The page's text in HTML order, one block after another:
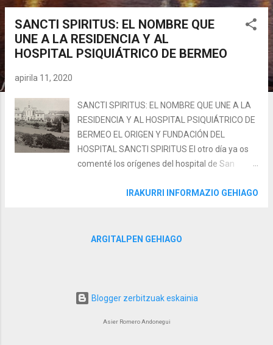
SANCTI SPIRITUS: EL NOMBRE QUE
UNE A LA RESIDENCIA Y AL
HOSPITAL PSIQUIÁTRICO DE BERMEO
apirila 11, 2020
SANCTI SPIRITUS: EL NOMBRE QUE UNE A LA
RESIDENCIA Y AL HOSPITAL PSIQUIÁTRICO DE
BERMEO EL ORIGEN Y FUNDACIÓN DEL
HOSPITAL SANCTI SPIRITUS El otro día ya os
comenté los orígenes del hospital de San
Kurtzio. En el siglo XVI los hospitales que había
fundándose en varias villas nuevos hospitales
la inmensa suerte de contar con los dos textos:
autorización para que este hospital tenga
IRAKURRI INFORMAZIO GEHIAGO
ARGITALPEN GEHIAGO
Blogger zerbitzuak eskainia
Asier Romero Andonegui